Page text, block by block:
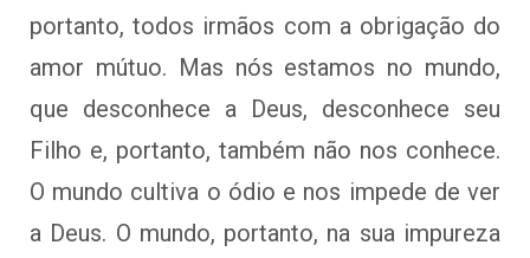
portanto, todos irmãos com a obrigação do
amor mútuo. Mas nós estamos no mundo,
que desconhece a Deus, desconhece seu
Filho e, portanto, também não nos conhece.
O mundo cultiva o ódio e nos impede de ver
a Deus. O mundo, portanto, na sua impureza